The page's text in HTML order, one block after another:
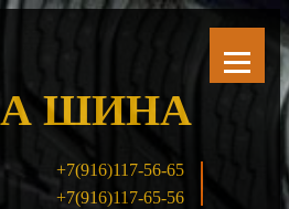
+7(916)117-56-65
+7(916)117-65-56
ШИНА